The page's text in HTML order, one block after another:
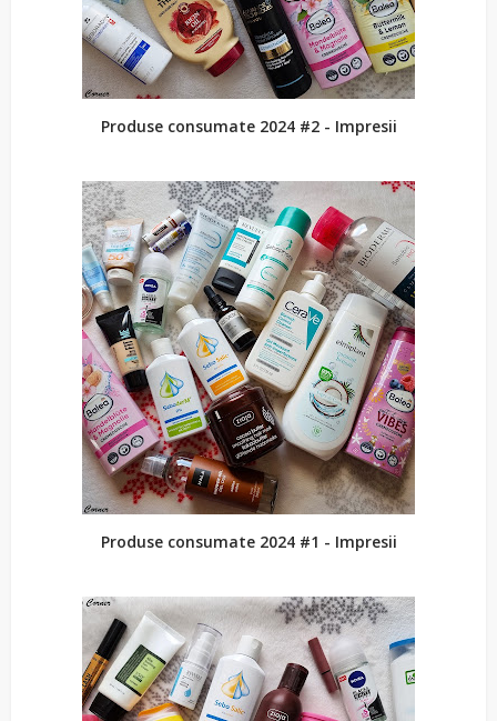
Produse consumate 2024 #2 - Impresii
Produse consumate 2024 #1 - Impresii